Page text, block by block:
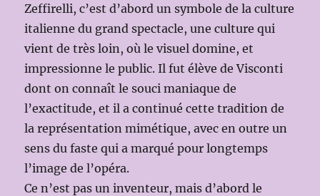
Zeffirelli, c’est d’abord un symbole de la culture
italienne du grand spectacle, une culture qui
vient de très loin, où le visuel domine, et
impressionne le public. Il fut élève de Visconti
dont on connaît le souci maniaque de
l’exactitude, et il a continué cette tradition de
la représentation mimétique, avec en outre un
sens du faste qui a marqué pour longtemps
l’image de l’opéra.
Ce n’est pas un inventeur, mais d’abord le